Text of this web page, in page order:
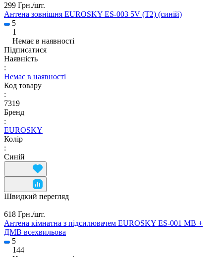
299 Грн./шт.
Антена зовнішня EUROSKY ES-003 5V (T2) (синій)
5
1
Немає в наявності
Підписатися
Наявність
:
Немає в наявності
Код товару
:
7319
Бренд
:
EUROSKY
Колір
:
Синій
Швидкий перегляд
618 Грн./шт.
Антена кімнатна з підсилювачем EUROSKY ES-001 МВ +
ДМВ всехвильова
5
144